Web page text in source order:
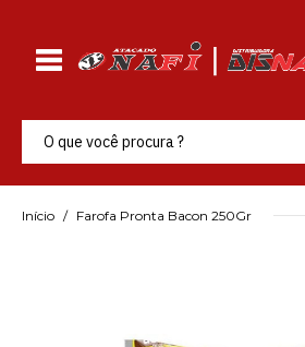
Início Farofa Pronta Bacon 250Gr